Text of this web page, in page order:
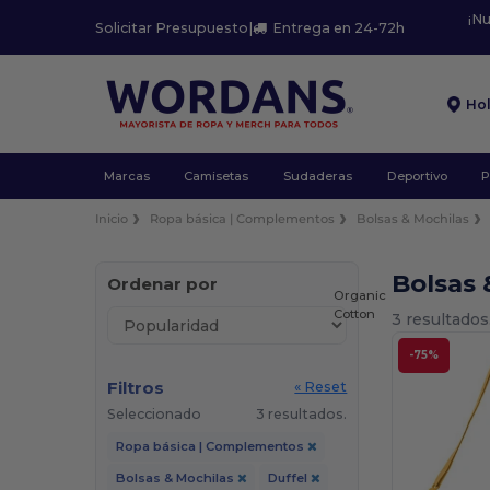
Solicitar Presupuesto | Entrega en 24-72h
Marcas Camisetas Sudaderas Deportivo
Inicio Ropa básica | Complementos Bolsas & Mochilas
Ordenar por
Filtros
« Reset
Seleccionado
3 resultados.
Ropa básica | Complementos
Bolsas & Mochilas Duffel
Bolsas
3 resultados.
-75%
Organic
Cotton